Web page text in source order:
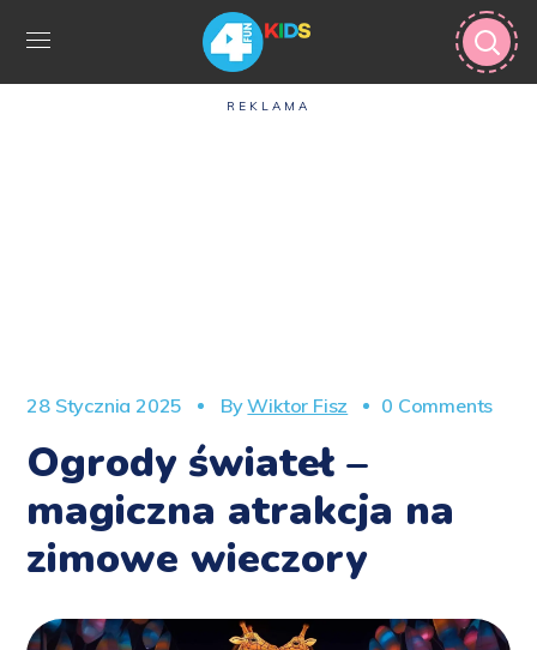
REKLAMA
28 Stycznia 2025 ByWiktor Fisz 0 Comments
Ogrody świateł –
magiczna atrakcja na
zimowe wieczory